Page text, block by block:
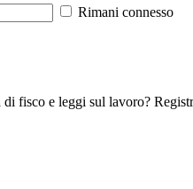
Rimani connesso
fisco e leggi sul lavoro?